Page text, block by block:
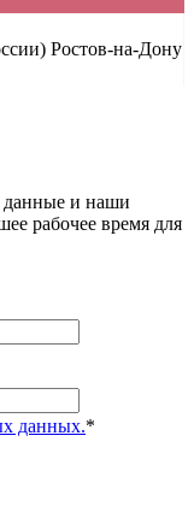
Ростов-на-Дону
данные и наши
рабочее время для
данных.*